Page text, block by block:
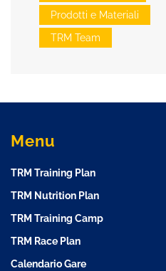
Prodotti e Materiali
TRM Team
Menu
TRM Training Plan
TRM Nutrition Plan
TRM Training Camp
TRM Race Plan
Calendario Gare